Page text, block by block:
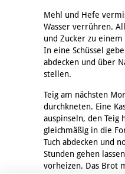
Mehl und Hefe
Wasser verrühren.
und Zucker zu
In eine Schüssel
abdecken und über
stellen.
Teig am nächsten
durchkneten. Eine
auspinseln, den Teig
gleichmäßig in die
Tuch abdecken und
Stunden gehen
vorheizen. Das Brot